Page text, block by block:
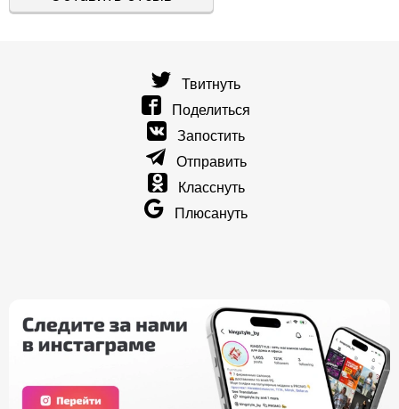
Твитнуть
Поделиться
Запостить
Отправить
Класснуть
Плюсануть